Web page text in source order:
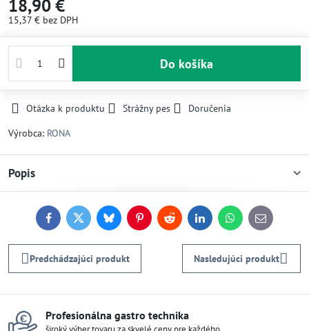
18,90 €
15,37 € bez DPH
Do košíka
Otázka k produktu Strážny pes
Doručenia
Výrobca: RONA
Popis
FacebookTwitterBlueskyPinterestReddit LinkedInWhatsApp
E-
mail
Predchádzajúci produkt Nasledujúci produkt
Profesionálna gastro technika